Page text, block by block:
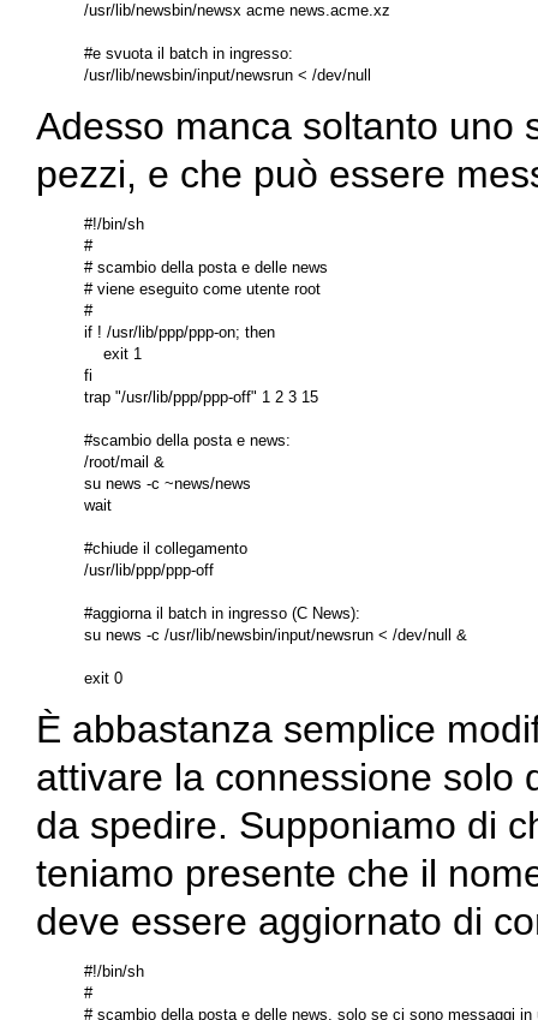
/usr/lib/newsbin/newsx acme news.acme.xz
#e svuota il batch in ingresso:
Adesso manca soltanto uno
pezzi, e che può essere
#!/bin/sh
#
# scambio della posta e delle news
# viene eseguito come utente root
#
if ! /usr/lib/ppp/ppp-on; then
    exit 1
fi
trap "/usr/lib/ppp/ppp-off" 1 2 3 15
#scambio della posta e news:
/root/mail &
su news -c ~news/news
wait
#chiude il collegamento
/usr/lib/ppp/ppp-off
#aggiorna il batch in ingresso (C News):
su news -c /usr/lib/newsbin/input/newsrun < /dev/null &
È abbastanza semplice
attivare la connessione solo
da spedire. Supponiamo di
teniamo presente che il
deve essere aggiornato di
#!/bin/sh
#
# scambio della posta e delle news, solo se ci sono messaggi in